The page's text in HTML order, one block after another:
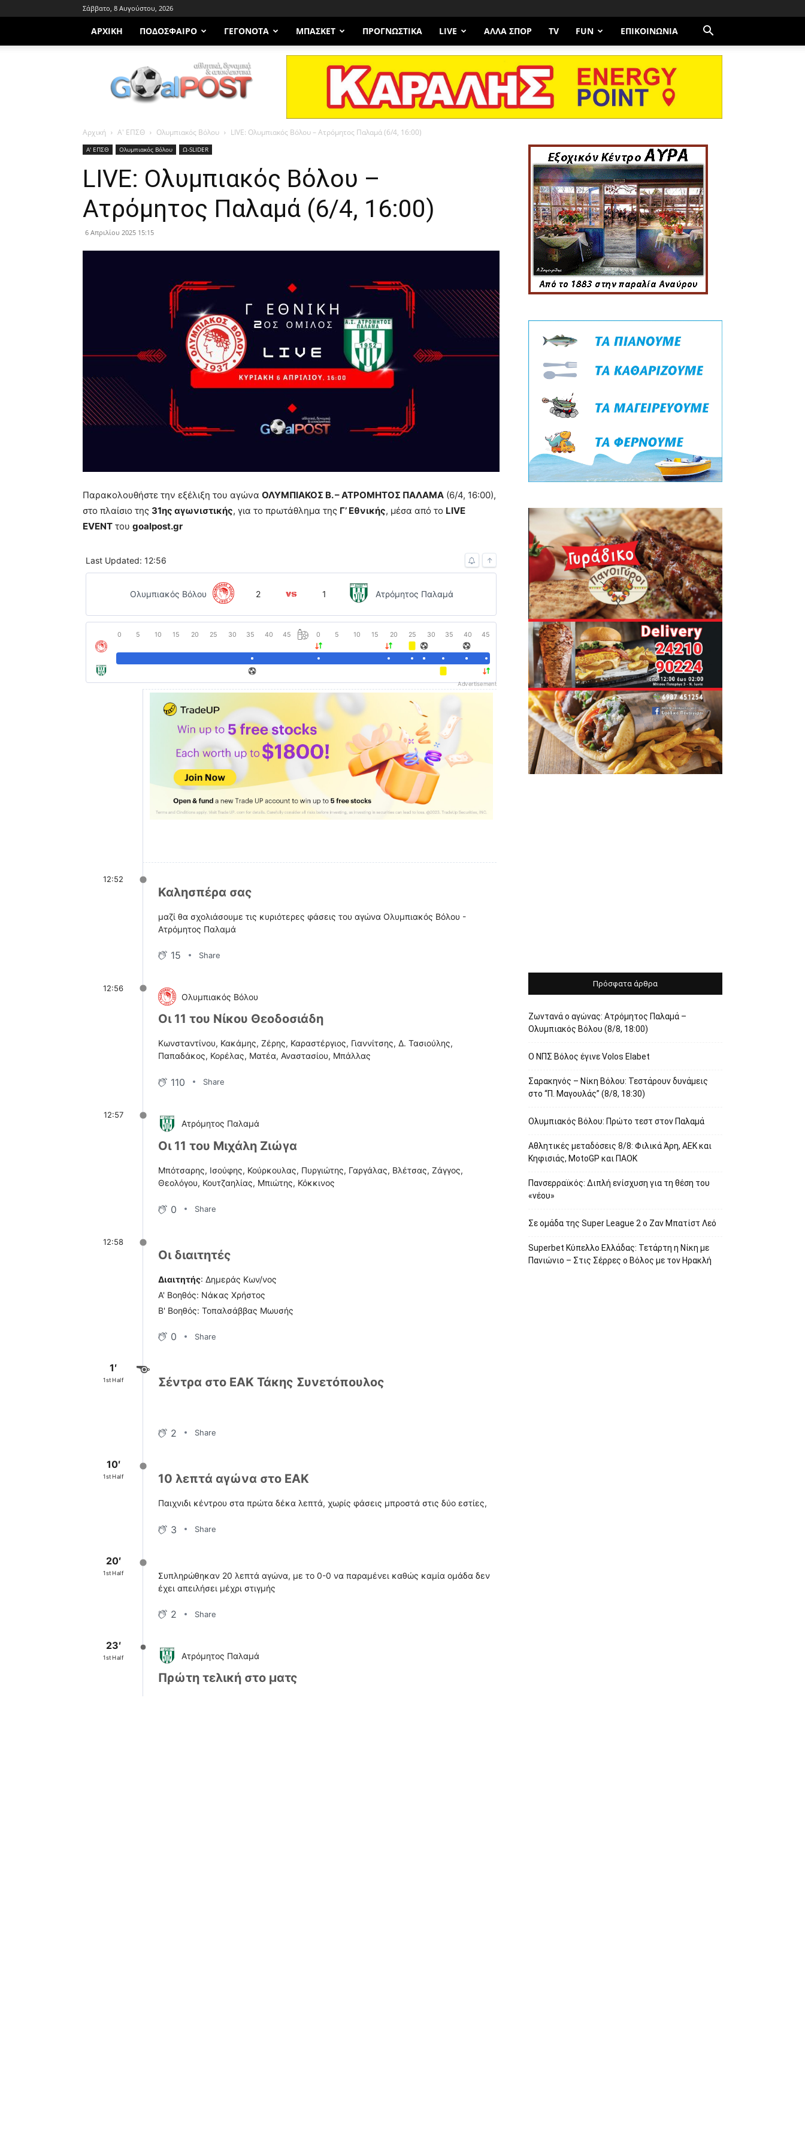
Σάββατο, 8 Αυγούστου, 2026
ΑΡΧΙΚΗ ΠΟΔΌΣΦΑΙΡΟ ΓΕΓΟΝΌΤΑ ΜΠΆΣΚΕΤ ΠΡΟΓΝΩΣΤΙΚΑ LIVE ΆΛΛΑ ΣΠΟΡ TV FUN ΕΠΙΚΟΙΝΩΝΊΑ
Goalpost.gr
Αρχική Α' ΕΠΣΘ Ολυμπιακός Βόλου LIVE: Ολυμπιακός Βόλου – Ατρόμητος Παλαμά (6/4, 16:00)
Α' ΕΠΣΘ Ολυμπιακός Βόλου Ω-SLIDER
LIVE: Ολυμπιακός Βόλου –
Ατρόμητος Παλαμά (6/4, 16:00)
6 Απριλίου 2025 15:15
Παρακολουθήστε την εξέλιξη του αγώνα ΟΛΥΜΠΙΑΚΟΣ Β. – ΑΤΡΟΜΗΤΟΣ ΠΑΛΑΜΑ (6/4, 16:00),
στο πλαίσιο της 31ης αγωνιστικής, για το πρωτάθλημα της Γ’ Εθνικής, μέσα από το LIVE
EVENT του goalpost.gr
Last Updated: 12:56 ↑
2
Ολυμπιακός Βόλου 1 Ατρόμητος Παλαμά
0 5 10 15 20 25 30 35 40 45 0 5 10 15 20 25 30 35 40 45
Advertisement
12:52
Καλησπέρα σας
μαζί θα σχολιάσουμε τις κυριότερες φάσεις του αγώνα Ολυμπιακός Βόλου -
Ατρόμητος Παλαμά
15 Share
12:56
Ολυμπιακός Βόλου
Οι 11 του Νίκου Θεοδοσιάδη
Κωνσταντίνου, Κακάμης, Ζέρης, Καραστέργιος, Γιαννίτσης, Δ. Τασιούλης,
Παπαδάκος, Κορέλας, Ματέα, Αναστασίου, Μπάλλας
110 Share
12:57
Ατρόμητος Παλαμά
Οι 11 του Μιχάλη Ζιώγα
Μπότσαρης, Ισούφης, Κούρκουλας, Πυργιώτης, Γαργάλας, Βλέτσας, Ζάγγος,
Θεολόγου, Κουτζαηλίας, Μπιώτης, Κόκκινος
0 Share
12:58
Οι διαιτητές
Διαιτητής: Δημεράς Κων/νος
Α' Βοηθός: Νάκας Χρήστος
Β' Βοηθός: Τοπαλσάββας Μωυσής
0 Share
1′
1st Half Σέντρα στο ΕΑΚ Τάκης Συνετόπουλος
2 Share
10′
1st Half 10 λεπτά αγώνα στο ΕΑΚ
Παιχνιδι κέντρου στα πρώτα δέκα λεπτά, χωρίς φάσεις μπροστά στις δύο εστίες,
3 Share
20′
1st Half
Συπληρώθηκαν 20 λεπτά αγώνα, με το 0-0 να παραμένει καθώς καμία ομάδα δεν
έχει απειλήσει μέχρι στιγμής
2 Share
23′
1st Half Ατρόμητος Παλαμά
Πρώτη τελική στο ματς
Πρόσφατα άρθρα
Ζωντανά ο αγώνας: Ατρόμητος Παλαμά –
Ολυμπιακός Βόλου (8/8, 18:00)
O ΝΠΣ Βόλος έγινε Volos Elabet
Σαρακηνός – Νίκη Βόλου: Τεστάρουν δυνάμεις
στο “Π. Μαγουλάς” (8/8, 18:30)
Ολυμπιακός Βόλου: Πρώτο τεστ στον Παλαμά
Αθλητικές μεταδόσεις 8/8: Φιλικά Άρη, ΑΕΚ και
Κηφισιάς, MotoGP και ΠΑΟΚ
Πανσερραϊκός: Διπλή ενίσχυση για τη θέση του
«νέου»
Σε ομάδα της Super League 2 o Ζαν Μπατίστ Λεό
Superbet Κύπελλο Ελλάδας: Τετάρτη η Νίκη με
Πανιώνιο – Στις Σέρρες ο Βόλος με τον Ηρακλή